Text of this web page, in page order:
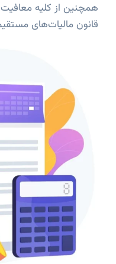
همچنین از کلیه
قانون مالیات‌های